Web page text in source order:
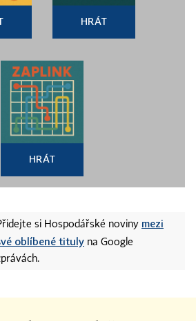
HRÁT
HRÁT
si Hospodářské noviny mezi
oblíbené tituly na Google